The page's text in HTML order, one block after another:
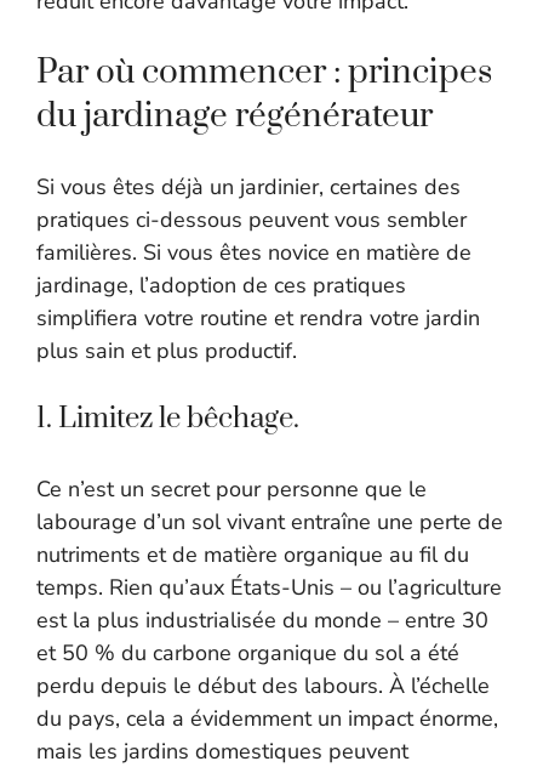
Par où commencer : principes
du jardinage régénérateur
Si vous êtes déjà un jardinier, certaines des
pratiques ci-dessous peuvent vous sembler
familières. Si vous êtes novice en matière de
jardinage, l’adoption de ces pratiques
simplifiera votre routine et rendra votre jardin
plus sain et plus productif.
1. Limitez le bêchage.
Ce n’est un secret pour personne que le
labourage d’un sol vivant entraîne une perte de
nutriments et de matière organique au fil du
temps. Rien qu’aux États-Unis – ou l’agriculture
est la plus industrialisée du monde – entre 30
et 50 % du carbone organique du sol a été
perdu depuis le début des labours. À l’échelle
du pays, cela a évidemment un impact énorme,
mais les jardins domestiques peuvent